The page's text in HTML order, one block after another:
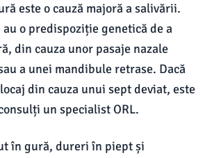
este o cauză majoră a salivării.
au o predispoziție genetică de a
din cauza unor pasaje nazale
a unei mandibule retrase. Dacă
din cauza unui sept deviat, este
un specialist ORL.
în gură, dureri în piept și